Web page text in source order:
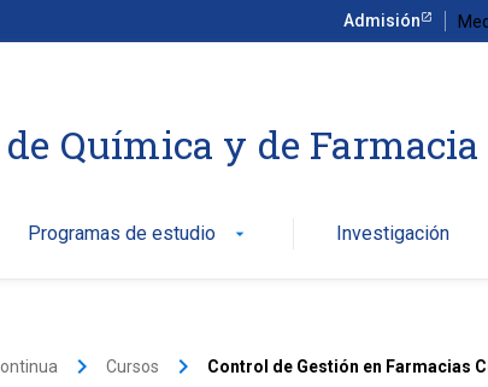
Admisión
Química y de Farmacia
Programas de estudio arrow_drop_down Investigación
keyboard_arrow_right Cursos keyboard_arrow_right Control de Gestión en Farmacias